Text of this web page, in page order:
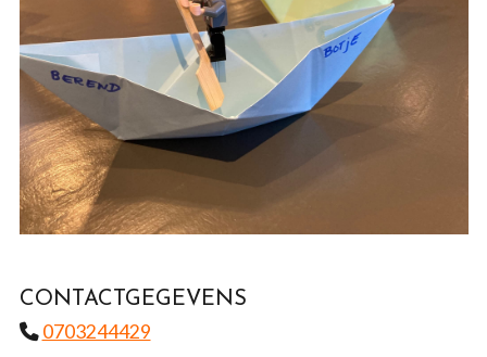
CONTACTGEGEVENS
0703244429